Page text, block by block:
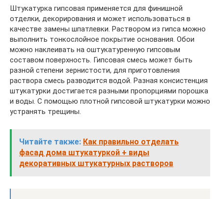
Штукатурка гипсовая применяется для финишной
отделки, декорирования и может использоваться в
качестве замены шпатлевки. Раствором из гипса можно
выполнить тонкослойное покрытие основания. Обои
можно наклеивать на оштукатуренную гипсовым
составом поверхность. Гипсовая смесь может быть
разной степени зернистости, для приготовления
раствора смесь разводится водой. Разная консистенция
штукатурки достигается разными пропорциями порошка
и воды. С помощью плотной гипсовой штукатурки можно
устранять трещины.
Читайте также: Как правильно отделать
фасад дома штукатуркой + виды
декоративных штукатурных растворов